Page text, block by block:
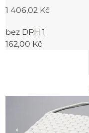
1 406,02 Kč
bez DPH 1
162,00 Kč